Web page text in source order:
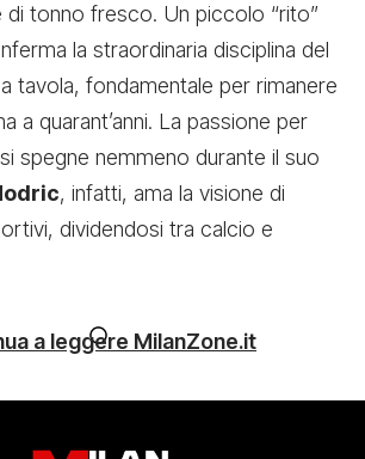
di tonno fresco. Un piccolo “rito”
la straordinaria disciplina del
tavola, fondamentale per rimanere
a quarant’anni. La passione per
spegne nemmeno durante il suo
, infatti, ama la visione di
dividendosi tra calcio e
a leggere MilanZone.it